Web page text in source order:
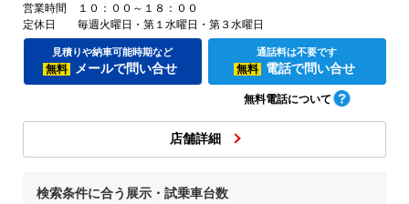
営業時間
１０：００～１８：００
定休日
毎週火曜日・第１水曜日・第３水曜日
見積りや納車可能時期など
無料 メールで問い合せ
通話料は不要です
無料 電話で問い合せ
無料電話について
店舗詳細
検索条件に合う展示・試乗車台数